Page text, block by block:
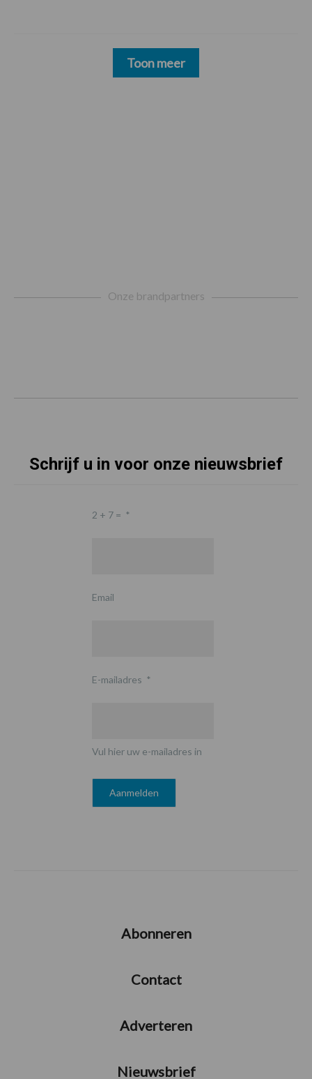
Toon meer
Onze brandpartners
Schrijf u in voor onze nieuwsbrief
2 + 7 = *
Email
E-mailadres *
Vul hier uw e-mailadres in
Abonneren
Contact
Adverteren
Nieuwsbrief